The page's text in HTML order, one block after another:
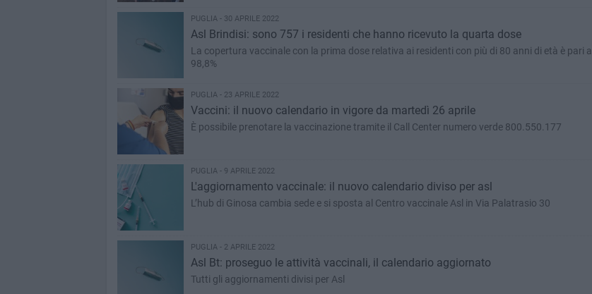
PUGLIA - 30 APRILE 2022
Asl Brindisi: sono 757 i residenti che hanno ricevuto la quarta dose
La copertura vaccinale con la prima dose relativa ai residenti con più di 80 anni di età è pari al
98,8%
PUGLIA - 23 APRILE 2022
Vaccini: il nuovo calendario in vigore da martedì 26 aprile
È possibile prenotare la vaccinazione tramite il Call Center numero verde 800.550.177
PUGLIA - 9 APRILE 2022
L'aggiornamento vaccinale: il nuovo calendario diviso per asl
L’hub di Ginosa cambia sede e si sposta al Centro vaccinale Asl in Via Palatrasio 30
PUGLIA - 2 APRILE 2022
Asl Bt: proseguo le attività vaccinali, il calendario aggiornato
Tutti gli aggiornamenti divisi per Asl